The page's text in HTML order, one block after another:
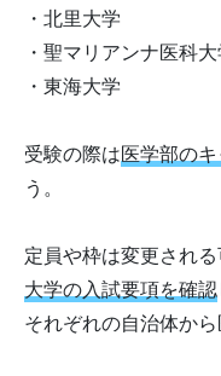
・北里大学
・聖マリアンナ医科
・東海大学
受験の際は医学部の
う。
定員や枠は変更される
大学の入試要項を確認
それぞれの自治体か